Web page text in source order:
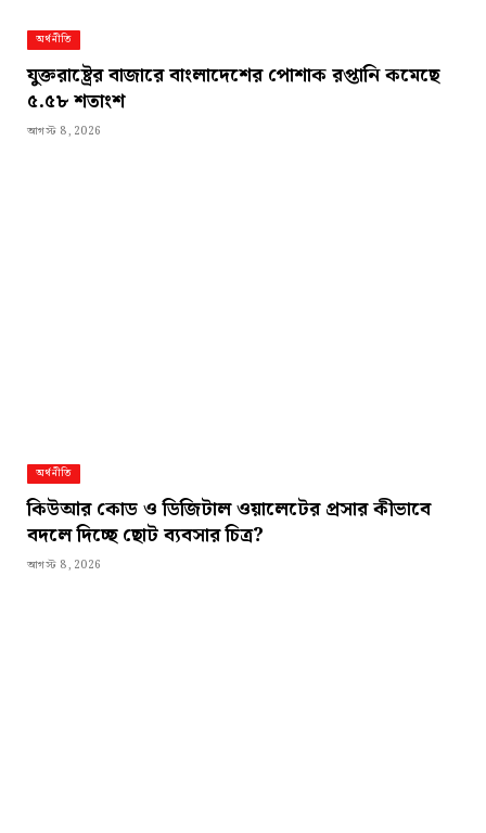
অর্থনীতি
যুক্তরাষ্ট্রের বাজারে বাংলাদেশের পোশাক রপ্তানি কমেছে
৫.৫৮ শতাংশ
আগস্ট 8, 2026
অর্থনীতি
কিউআর কোড ও ডিজিটাল ওয়ালেটের প্রসার কীভাবে
বদলে দিচ্ছে ছোট ব্যবসার চিত্র?
আগস্ট 8, 2026